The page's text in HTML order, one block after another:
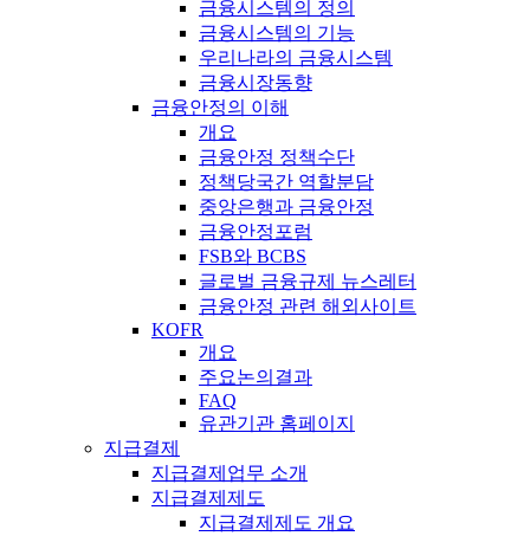
금융시스템의 정의
금융시스템의 기능
우리나라의 금융시스템
금융시장동향
금융안정의 이해
개요
금융안정 정책수단
정책당국간 역할분담
중앙은행과 금융안정
금융안정포럼
FSB와 BCBS
글로벌 금융규제 뉴스레터
금융안정 관련 해외사이트
KOFR
개요
주요논의결과
FAQ
유관기관 홈페이지
지급결제
지급결제업무 소개
지급결제제도
지급결제제도 개요